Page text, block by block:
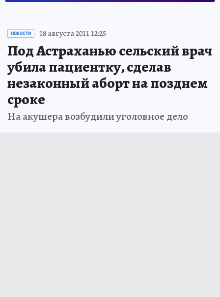
НОВОСТИ 18 августа 2011 12:25
Под Астраханью сельский врач
убила пациентку, сделав
незаконный аборт на позднем
сроке
На акушера возбудили уголовное дело